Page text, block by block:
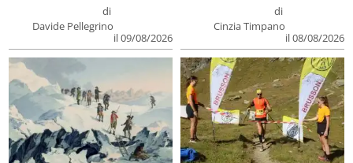
di
Davide Pellegrino
il 09/08/2026
di
Cinzia Timpano
il 08/08/2026